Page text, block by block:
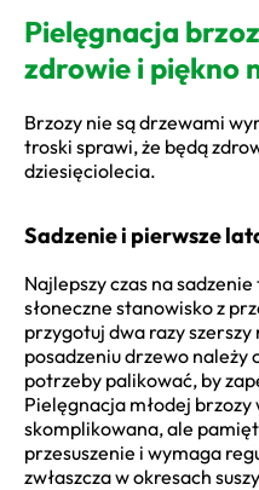
Pielęgnacja
zdrowie i piękno
Brzozy nie są drzewami
troski sprawi, że będą
dziesięciolecia.
Sadzenie i pierwsze
Najlepszy czas na
słoneczne stanowisko z
przygotuj dwa razy
posadzeniu drzewo należy
potrzeby palikować, by
Pielęgnacja młodej
skomplikowana, ale
przesuszenie i wymaga
zwłaszcza w okresach